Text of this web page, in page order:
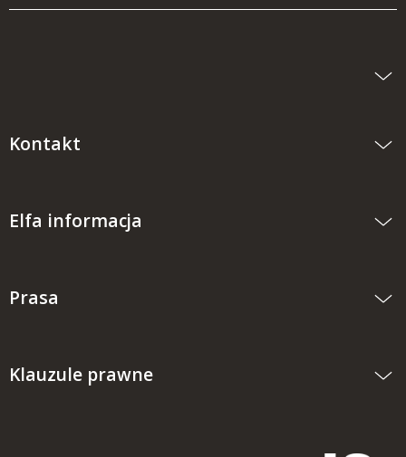
Kontakt
Elfa informacja
Prasa
Klauzule prawne